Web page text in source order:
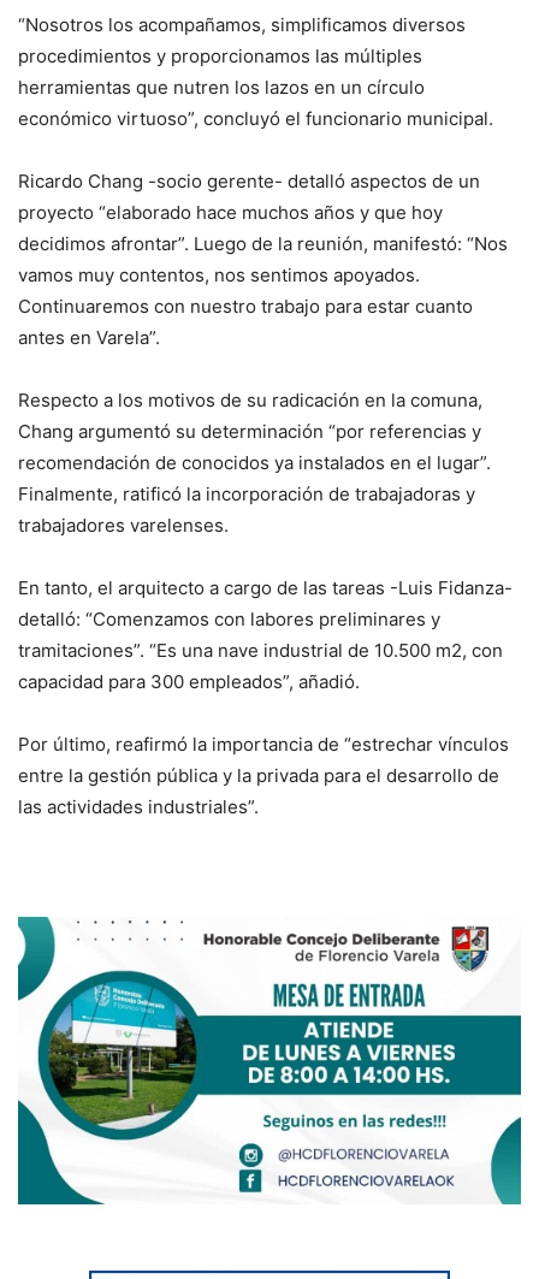
“Nosotros los acompañamos, simplificamos diversos
procedimientos y proporcionamos las múltiples
herramientas que nutren los lazos en un círculo
económico virtuoso”, concluyó el funcionario municipal.
Ricardo Chang -socio gerente- detalló aspectos de un
proyecto “elaborado hace muchos años y que hoy
decidimos afrontar”. Luego de la reunión, manifestó: “Nos
vamos muy contentos, nos sentimos apoyados.
Continuaremos con nuestro trabajo para estar cuanto
antes en Varela”.
Respecto a los motivos de su radicación en la comuna,
Chang argumentó su determinación “por referencias y
recomendación de conocidos ya instalados en el lugar”.
Finalmente, ratificó la incorporación de trabajadoras y
trabajadores varelenses.
En tanto, el arquitecto a cargo de las tareas -Luis Fidanza-
detalló: “Comenzamos con labores preliminares y
tramitaciones”. “Es una nave industrial de 10.500 m2, con
capacidad para 300 empleados”, añadió.
Por último, reafirmó la importancia de “estrechar vínculos
entre la gestión pública y la privada para el desarrollo de
las actividades industriales”.